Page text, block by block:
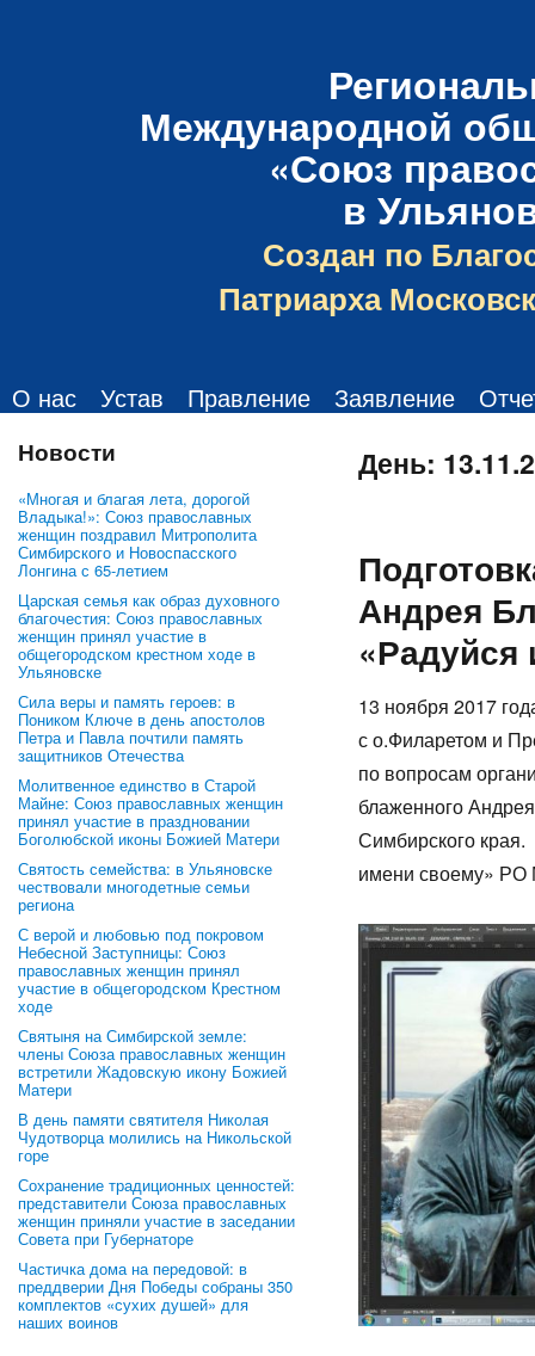
Международной
«Союз
в
Создан по
Патриарха
О нас Устав Правление Заявление
Новости
«Многая и благая лета, дорогой
Владыка!»: Союз православных
женщин поздравил Митрополита
Симбирского и Новоспасского
Лонгина с 65-летием
Царская семья как образ духовного
благочестия: Союз православных
женщин принял участие в
общегородском крестном ходе в
Ульяновске
Сила веры и память героев: в
Поником Ключе в день апостолов
Петра и Павла почтили память
защитников Отечества
Молитвенное единство в Старой
Майне: Союз православных женщин
принял участие в праздновании
Боголюбской иконы Божией Матери
Святость семейства: в Ульяновске
чествовали многодетные семьи
региона
С верой и любовью под покровом
Небесной Заступницы: Союз
православных женщин принял
участие в общегородском Крестном
ходе
Святыня на Симбирской земле:
члены Союза православных женщин
встретили Жадовскую икону Божией
Матери
В день памяти святителя Николая
Чудотворца молились на Никольской
горе
Сохранение традиционных ценностей:
представители Союза православных
женщин приняли участие в заседании
Совета при Губернаторе
Частичка дома на передовой: в
преддверии Дня Победы собраны 350
комплектов «сухих душей» для
наших воинов
День:
Андрея
«Радуйся
13 ноября 2017
с о.Филаретом и
по вопросам
блаженного
Симбирского края.
имени своему» РО